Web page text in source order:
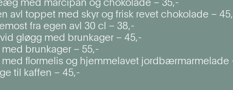
med marcipan og chokolade – 35,-
avl toppet med skyr og frisk revet chokolade –
fra egen avl 30 cl – 38,-
gløgg med brunkager – 45,-
brunkager – 55,-
flormelis og hjemmelavet jordbærmarmelade
til kaffen – 45,-